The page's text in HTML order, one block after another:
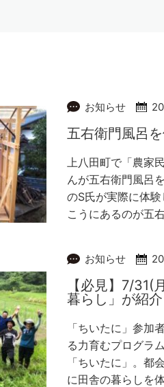
お知らせ
五右衛門風呂を
上八田町で「農家
んが五右衛門風呂
のS氏が実際に体
こうにあるのが五
お知らせ
【必見】7/31(
暮らし」が紹
「ちいたに」参加
る力育むプログラ
「ちいたに」。都
に田舎の暮らしを